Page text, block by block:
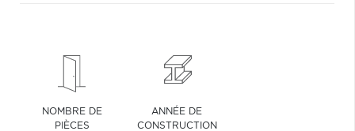
NOMBRE DE
PIÈCES
ANNÉE DE
CONSTRUCTION